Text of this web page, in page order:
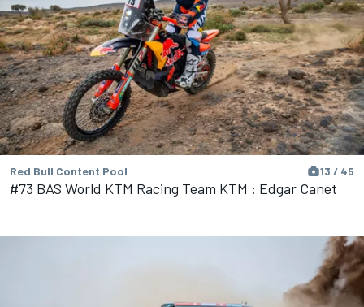
Red Bull Content Pool 13 / 45
#73 BAS World KTM Racing Team KTM : Edgar Canet